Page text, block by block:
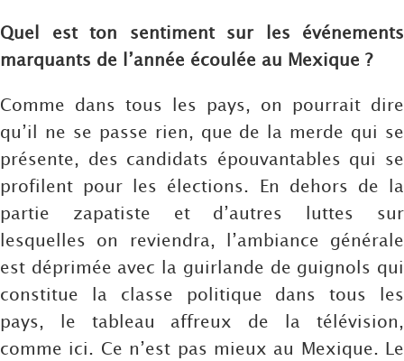
Quel est ton sentiment sur les événements
marquants de l’année écoulée au Mexique ?
Comme dans tous les pays, on pourrait dire
qu’il ne se passe rien, que de la merde qui se
présente, des candidats épouvantables qui se
profilent pour les élections. En dehors de la
partie zapatiste et d’autres luttes sur
lesquelles on reviendra, l’ambiance générale
est déprimée avec la guirlande de guignols qui
constitue la classe politique dans tous les
pays, le tableau affreux de la télévision,
comme ici. Ce n’est pas mieux au Mexique. Le